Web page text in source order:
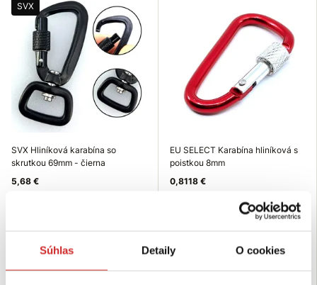
Súhlas Detaily O cookies
SVX
SVX Hliníková karabína so
skrutkou 69mm - čierna
5,68 €
Dopytovať dostupnosť
EU SELECT Karabína hliníková s
poistkou 8mm
0,8118 €
Rozmer (axb mm): 8x80 mm
Výška (mm): 80 mm